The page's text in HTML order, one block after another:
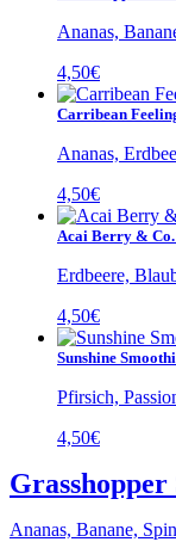
Ananas,
4,50€
Carribean
Ananas,
4,50€
Acai Berry &
Erdbeere,
4,50€
Sunshine
Pfirsich,
4,50€
Grasshopper
Ananas, Banane,